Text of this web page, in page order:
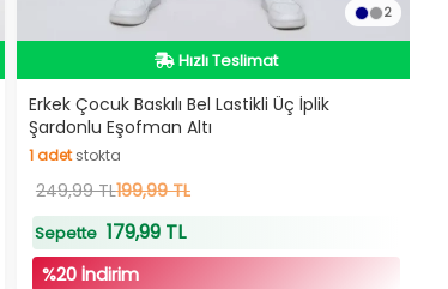
2
İndirimli Ürün
Hızlı Teslimat
İndirimli Ürün
Erkek Çocuk Baskılı Bel Lastikli Üç İplik
Şardonlu Eşofman Altı
1adetstokta
adetstokta
249,99 TL199,99 TL
Sepette179,99 TL
%20 İndirim